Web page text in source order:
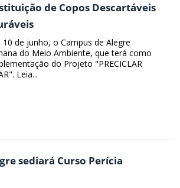
de Copos Descartáveis
de junho, o Campus de Alegre
do Meio Ambiente, que terá como
do Projeto "PRECICLAR
Leia...
sediará Curso Perícia